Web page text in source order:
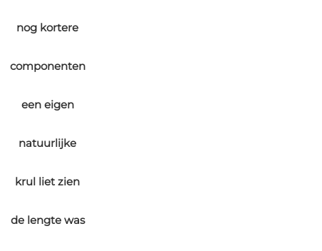
nog kortere
componenten
een eigen
natuurlijke
krul liet zien
de lengte was